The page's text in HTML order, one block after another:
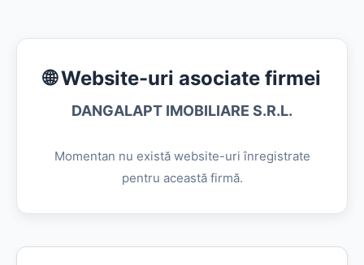
🌐 Website-uri asociate firmei
DANGALAPT IMOBILIARE S.R.L.
Momentan nu există website-uri înregistrate
pentru această firmă.